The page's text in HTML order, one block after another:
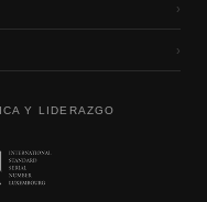
›
›
Y LIDERAZGO